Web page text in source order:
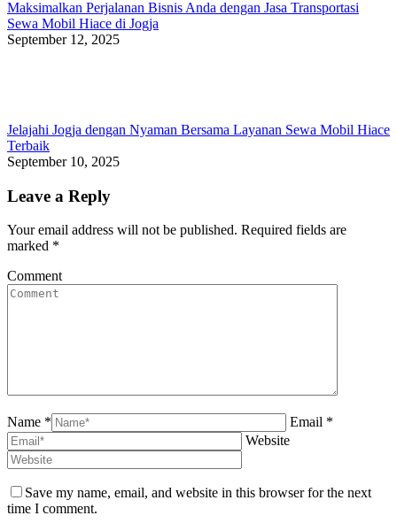
Maksimalkan Perjalanan Bisnis Anda dengan Jasa Transportasi
Sewa Mobil Hiace di Jogja
September 12, 2025
Jelajahi Jogja dengan Nyaman Bersama Layanan Sewa Mobil Hiace
Terbaik
September 10, 2025
Leave a Reply
Your email address will not be published. Required fields are
marked *
Comment
Name *
Email *
Website
Save my name, email, and website in this browser for the next
time I comment.